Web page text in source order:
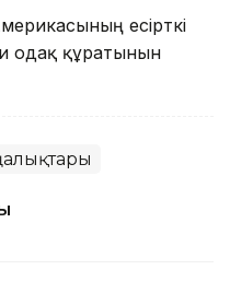
есірткі
одақ құратынын